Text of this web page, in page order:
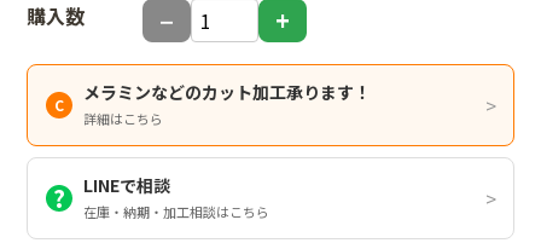
購入数
メラミンなどのカット加工承ります！
詳細はこちら
LINEで相談
在庫・納期・加工相談はこちら